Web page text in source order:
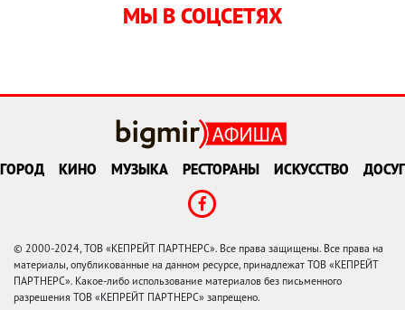
МЫ В СОЦСЕТЯХ
ГОРОД КИНО МУЗЫКА РЕСТОРАНЫ ИСКУССТВО ДОСУГ
© 2000-2024, ТОВ «КЕПРЕЙТ ПАРТНЕРС». Все права защищены. Все права на
материалы, опубликованные на данном ресурсе, принадлежат ТОВ «КЕПРЕЙТ
ПАРТНЕРС». Какое-либо использование материалов без письменного
разрешения ТОВ «КЕПРЕЙТ ПАРТНЕРС» запрещено.